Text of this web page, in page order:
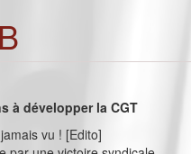
à développer la CGT
vu ! [Edito]